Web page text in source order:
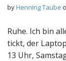
byHenning Taube
Ruhe. Ich bin
tickt, der
13 Uhr,